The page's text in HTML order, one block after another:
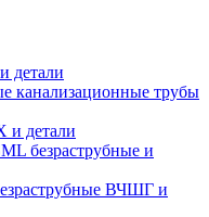
детали
канализационные трубы
детали
безраструбные и
ВЧШГ и